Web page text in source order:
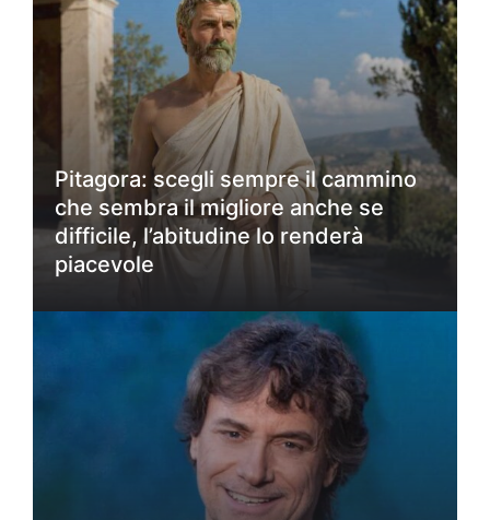
Pitagora: scegli sempre il cammino
che sembra il migliore anche se
difficile, l’abitudine lo renderà
piacevole